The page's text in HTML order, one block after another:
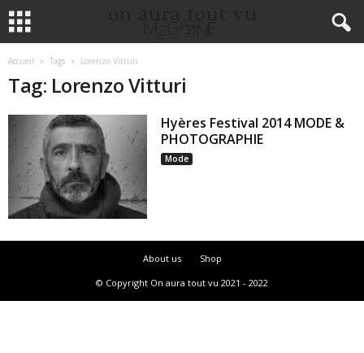
Accueil Tags Lorenzo Vitturi
Tag: Lorenzo Vitturi
Hyères Festival 2014 MODE &
PHOTOGRAPHIE
Mode
About us
Shop
© Copyright On aura tout vu 2021 - 2022